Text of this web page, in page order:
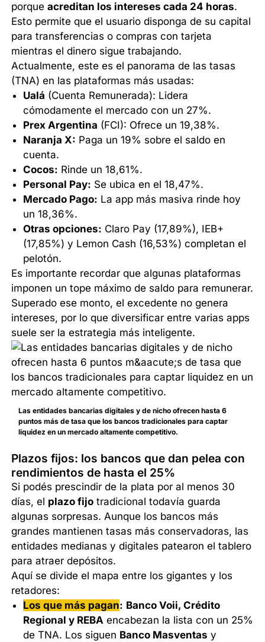
porqueacreditan los intereses cada 24 horas.
Esto permite que el usuario disponga de su capital
para transferencias o compras con tarjeta
mientras el dinero sigue trabajando.
Actualmente, este es el panorama de las tasas
(TNA) en las plataformas más usadas:
Ualá (Cuenta Remunerada): Lidera
cómodamente el mercado con un 27%.
Prex Argentina (FCI): Ofrece un 19,38%.
Naranja X: Paga un 19% sobre el saldo en
cuenta.
Cocos: Rinde un 18,61%.
Personal Pay: Se ubica en el 18,47%.
Mercado Pago: La app más masiva rinde hoy
un 18,36%.
Otras opciones: Claro Pay (17,89%), IEB+
(17,85%) y Lemon Cash (16,53%) completan el
pelotón.
Es importante recordar que algunas plataformas
imponen un tope máximo de saldo para remunerar.
Superado ese monto, el excedente no genera
intereses, por lo que diversificar entre varias apps
suele ser la estrategia más inteligente.
Las entidades bancarias digitales y de nicho ofrecen hasta 6
puntos más de tasa que los bancos tradicionales para captar
liquidez en un mercado altamente competitivo.
Plazos fijos: los bancos que dan pelea con
rendimientos de hasta el 25%
Si podés prescindir de la plata por al menos 30
días, el plazo fijo tradicional todavía guarda
algunas sorpresas. Aunque los bancos más
grandes mantienen tasas más conservadoras, las
entidades medianas y digitales patearon el tablero
para atraer depósitos.
Aquí se divide el mapa entre los gigantes y los
retadores:
Los que más pagan: Banco Voii, Crédito
Regional y REBA encabezan la lista con un 25%
de TNA. Los siguen Banco Masventas y